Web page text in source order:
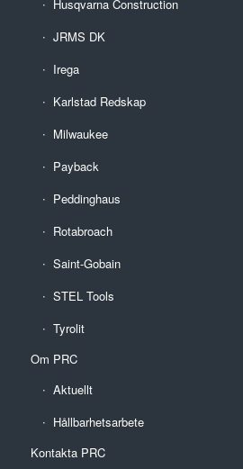
Husqvarna Construction
JRMS DK
Irega
Karlstad Redskap
Milwaukee
Payback
Peddinghaus
Rotabroach
Saint-Gobain
STEL Tools
Tyrolit
Om PRC
Aktuellt
Hållbarhetsarbete
Kontakta PRC